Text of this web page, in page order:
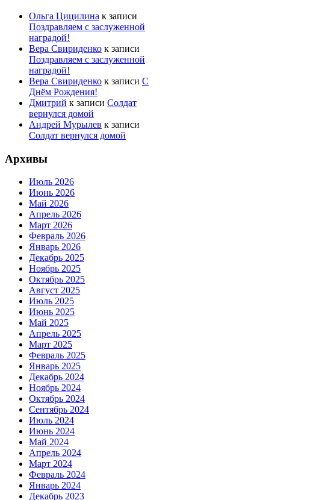
Ольга Цицилина к записи
Поздравляем с заслуженной
наградой!
Вера Свириденко к записи
Поздравляем с заслуженной
наградой!
Вера Свириденко к записи С
Днём Рождения!
Дмитрий к записи Солдат
вернулся домой
Андрей Мурылев к записи
Солдат вернулся домой
Архивы
Июль 2026
Июнь 2026
Май 2026
Апрель 2026
Март 2026
Февраль 2026
Январь 2026
Декабрь 2025
Ноябрь 2025
Октябрь 2025
Август 2025
Июль 2025
Июнь 2025
Май 2025
Апрель 2025
Март 2025
Февраль 2025
Январь 2025
Декабрь 2024
Ноябрь 2024
Октябрь 2024
Сентябрь 2024
Июль 2024
Июнь 2024
Май 2024
Апрель 2024
Март 2024
Февраль 2024
Январь 2024
Декабрь 2023